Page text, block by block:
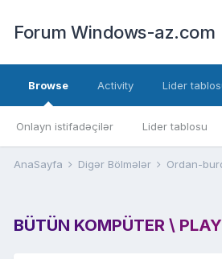
Forum Windows-az.com
Browse
Onlayn istifadəçilər Lider tablosu
Activity Lider
AnaSayfa Digər Bölmələr Ordan-
BÜTÜN KOMPÜTER \